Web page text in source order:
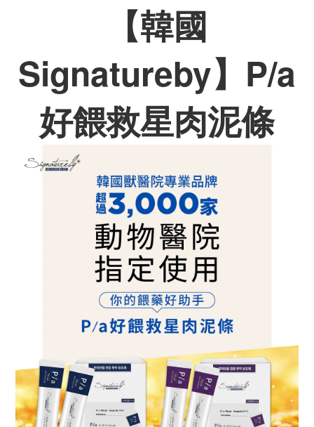
【韓國
Signatureby】 P/a
好餵救星肉泥條